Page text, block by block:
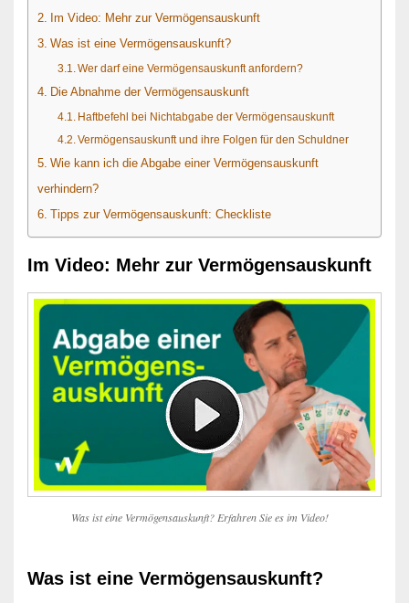
Im Video: Mehr zur Vermögensauskunft
Was ist eine Vermögensauskunft?
Wer darf eine Vermögensauskunft anfordern?
Die Abnahme der Vermögensauskunft
Haftbefehl bei Nichtabgabe der Vermögensauskunft
Vermögensauskunft und ihre Folgen für den Schuldner
Wie kann ich die Abgabe einer Vermögensauskunft
verhindern?
Tipps zur Vermögensauskunft: Checkliste
Im Video: Mehr zur Vermögensauskunft
Was ist eine Vermögensauskunft? Erfahren Sie es im Video!
Was ist eine Vermögensauskunft?